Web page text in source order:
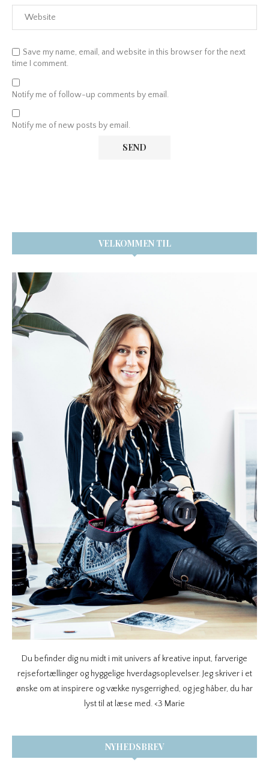
Save my name, email, and website in this browser for the next
time I comment.
Notify me of follow-up comments by email.
Notify me of new posts by email.
VELKOMMEN TIL
Du befinder dig nu midt i mit univers af kreative input, farverige
rejsefortællinger og hyggelige hverdagsoplevelser. Jeg skriver i et
ønske om at inspirere og vække nysgerrighed, og jeg håber, du har
lyst til at læse med. <3 Marie
NYHEDSBREV